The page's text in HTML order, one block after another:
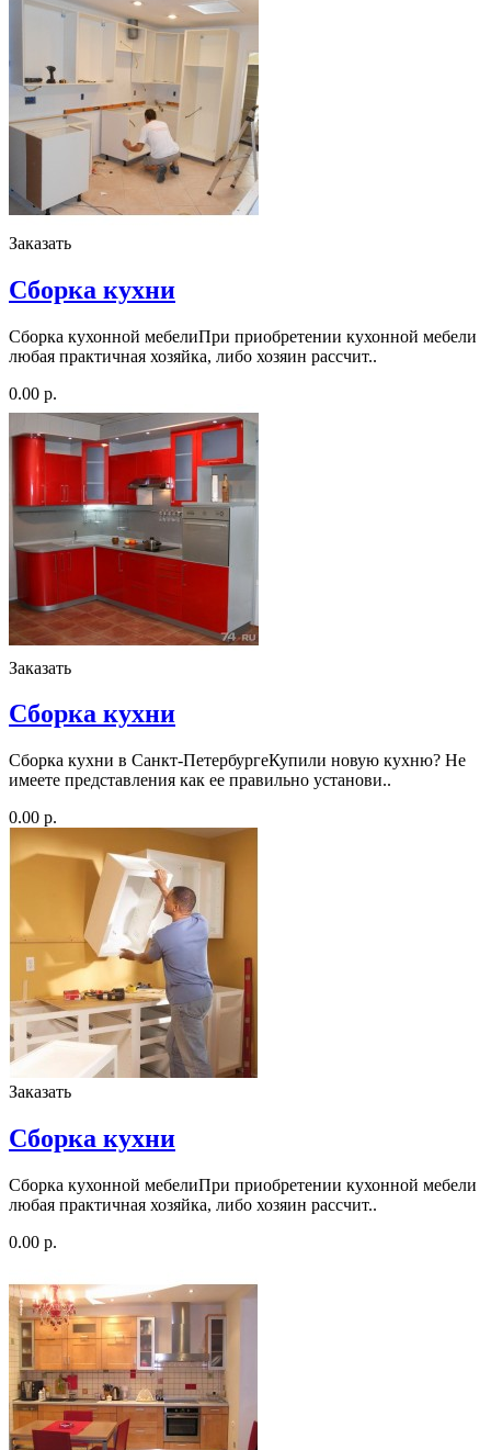
Заказать
Сборка кухни
Сборка кухонной мебелиПри приобретении кухонной мебели
любая практичная хозяйка, либо хозяин рассчит..
0.00 р.
Заказать
Сборка кухни
Сборка кухни в Санкт-ПетербургеКупили новую кухню? Не
имеете представления как ее правильно установи..
0.00 р.
Заказать
Сборка кухни
Сборка кухонной мебелиПри приобретении кухонной мебели
любая практичная хозяйка, либо хозяин рассчит..
0.00 р.